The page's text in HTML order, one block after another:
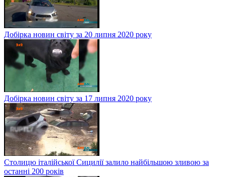
Добірка новин світу за 20 липня 2020 року
Добірка новин світу за 17 липня 2020 року
Столицю італійської Сицилії залило найбільшою зливою за
останні 200 років